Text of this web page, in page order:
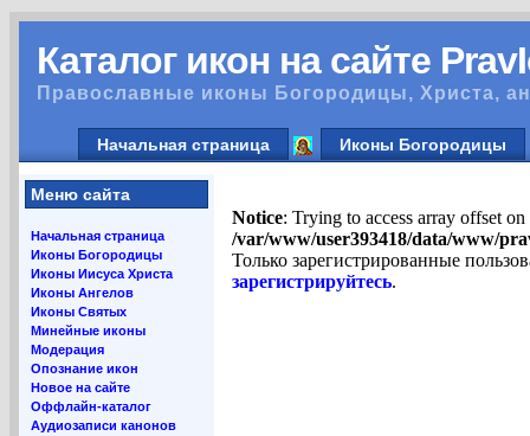
Каталог икон на сайте
Православные иконы Богородицы, Христа,
Начальная страница Иконы Богородицы
Меню сайта
Начальная страница
Иконы Богородицы
Иконы Иисуса Христа
Иконы Ангелов
Иконы Святых
Минейные иконы
Модерация
Опознание икон
Новое на сайте
Оффлайн-каталог
Аудиозаписи канонов
Notice: Trying to access array offset
/var/www/user393418/data/www/
Только зарегистрированные
зарегистрируйтесь.